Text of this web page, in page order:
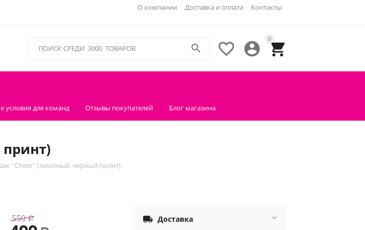
О компании Доставка и оплата Контакты
0




условия для команд Отзывы покупателей Блог магазина
''Cheer'' (лимоный, черный принт)
550 Р  Доставка